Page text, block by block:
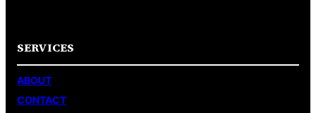
SERVICES
ABOUT
CONTACT